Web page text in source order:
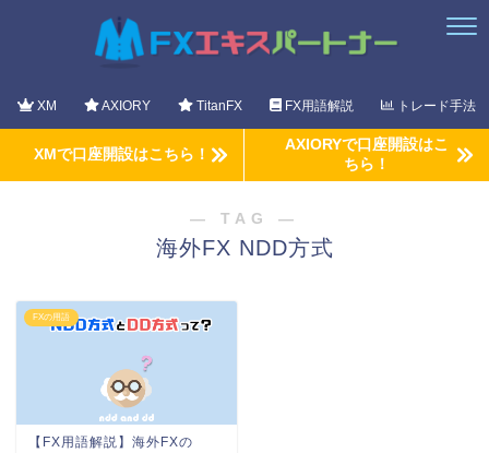
XM AXIORY TitanFX FX用語解説 トレード手法
XMで口座開設はこちら！
AXIORYで口座開設はこ
ちら！
― TAG ―
海外FX NDD方式
FXの用語
【FX用語解説】海外FXの